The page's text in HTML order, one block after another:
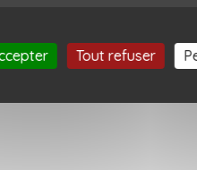
Tout refuser